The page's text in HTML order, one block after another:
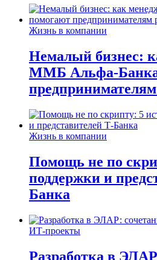
Жизнь в компании
Немалый бизнес:
ММБ Альфа-
Жизнь в компании
Помощь не по
поддержки и
Банка
ИТ-проекты
Разработка в